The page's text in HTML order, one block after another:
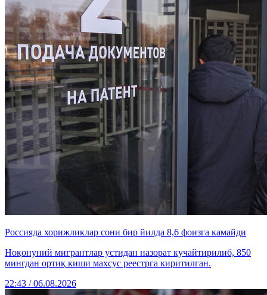
Россияда хорижликлар сони бир йилда 8,6 фоизга камайди
Ноқонуний мигрантлар устидан назорат кучайтирилиб, 850
мингдан ортиқ киши махсус реестрга киритилган.
22:43 / 06.08.2026